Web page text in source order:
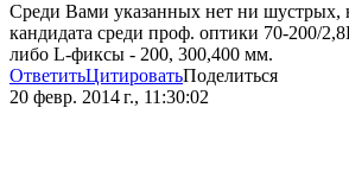
Среди Вами указанных нет ни шустрых,
кандидата среди проф. оптики 70-200/
либо L-фиксы - 200, 300,400 мм.
ОтветитьЦитироватьПоделиться
20 февр. 2014 г., 11:30:02